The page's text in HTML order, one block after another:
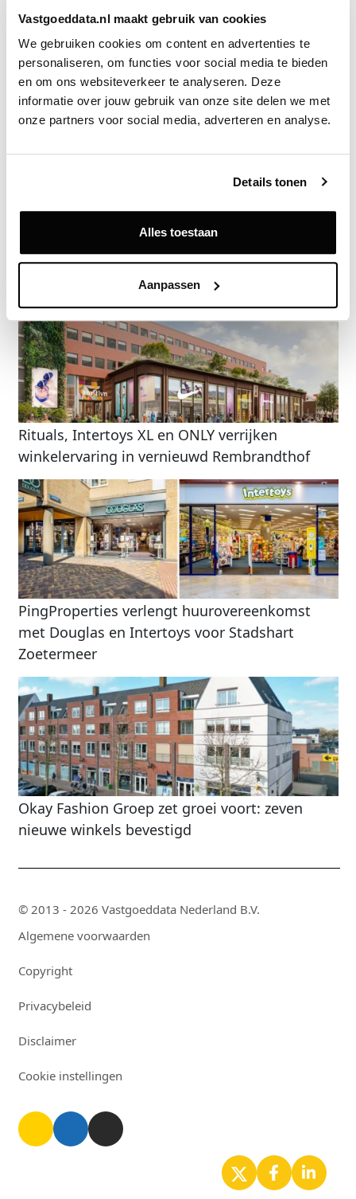
Vastgoeddata.nl maakt gebruik van cookies
We gebruiken cookies om content en advertenties te
personaliseren, om functies voor social media te bieden
en om ons websiteverkeer te analyseren. Deze
informatie over jouw gebruik van onze site delen we met
onze partners voor social media, adverteren en analyse.
Details tonen
Alles toestaan
Aanpassen
Exclusief voor licentiehouders
Zie direct welke partijen en panden betrokken zijn bij dit nieuws.
Deze informatie is alleen beschikbaar voor licentiehouders van
Vastgoeddata.
Vraag een demo aan
Gerelateerde nieuwsberichten
Rituals, Intertoys XL en ONLY verrijken
winkelervaring in vernieuwd Rembrandthof
PingProperties verlengt huurovereenkomst
met Douglas en Intertoys voor Stadshart
Zoetermeer
Okay Fashion Groep zet groei voort: zeven
nieuwe winkels bevestigd
© 2013 - 2026 Vastgoeddata Nederland B.V.
Algemene voorwaarden
Copyright
Privacybeleid
Disclaimer
Cookie instellingen